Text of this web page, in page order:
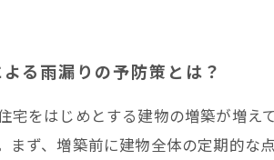
る雨漏りの予防策とは？
宅をはじめとする建物の増築が増え
まず、増築前に建物全体の定期的